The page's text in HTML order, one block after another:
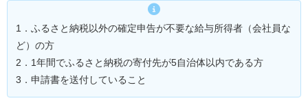
1．ふるさと納税以外の確定申告が不要な給与所得者（会社員な
ど）の方
2．1年間でふるさと納税の寄付先が5自治体以内である方
3．申請書を送付していること